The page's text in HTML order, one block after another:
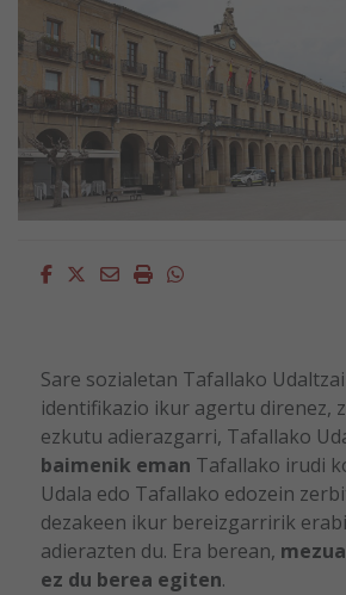
Facebook
Twitter
EmailImprimirWhatsapp
Sare sozialetan Tafallako
identifikazio ikur agertu direnez,
ezkutu adierazgarri, Tafallako
baimenik eman Tafallako irudi
Udala edo Tafallako edozein
dezakeen ikur bereizgarririk
adierazten du. Era berean,
ez du berea egiten.